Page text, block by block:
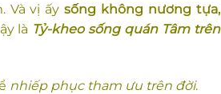
Và vị ấysống không nương tựa,
là Tỷ-kheo sống quán Tâm trên
nhiếp phục tham ưu trên đời.